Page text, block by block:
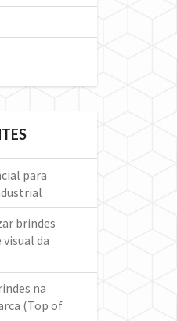
para
brindes
da
na
(Top of